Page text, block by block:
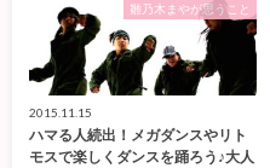
雛乃木まやが思うこと
2015.11.15
ハマる人続出！メガダンスやリト
モスで楽しくダンスを踊ろう♪大人